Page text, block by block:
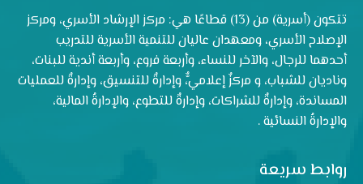
تتكون (أسرية) من (13) قطاعًا هي: مركز الإرشاد الأسري، ومركز
الإصلاح الأسري، ومعهدان عاليان للتنمية الأسرية للتدريب
أحدهما للرجال، والآخر للنساء، وأربعة فروع، وأربعة أندية للبنات،
وناديان للشباب، و مركزٌ إعلاميٌّ، وإدارةٌ للتنسيق، وإدارةٌ للعمليات
المساندة، وإدارةٌ للشراكات، وإدارةٌ للتطوع، والإدارةُ المالية،
والإدارةُ النسائية .
روابط سريعة